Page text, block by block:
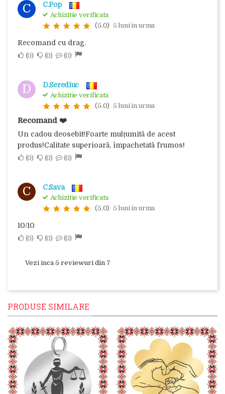
C C.Pop
Achizitie verificata
(5.0) 5 luni in urma
Recomand cu drag.
0 0 0
D D.Serediuc
Achizitie verificata
(5.0) 5 luni in urma
Recomand ❤️
Un cadou deosebit!Foarte mulțumită de acest
produs!Calitate superioară, împachetată frumos!
0 0 0
C C.Sava
Achizitie verificata
(5.0) 5 luni in urma
10/10
0 0 0
Vezi inca 5 reviewuri din 7
PRODUSE SIMILARE